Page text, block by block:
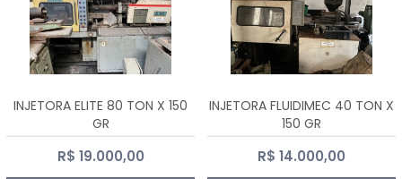
INJETORA ELITE 80 TON X 150
GR
R$ 19.000,00
INJETORA FLUIDIMEC 40 TON X
150 GR
R$ 14.000,00